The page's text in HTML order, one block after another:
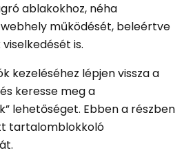
ablakokhoz, néha
működését, beleértve
is.
kezeléséhez lépjen vissza a
keresse meg a
lehetőséget. Ebben a részben
tartalomblokkoló